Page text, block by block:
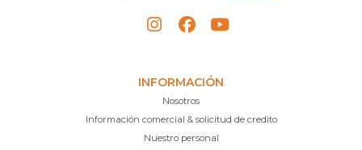
INFORMACIÓN
Nosotros
Información comercial & solicitud de credito
Nuestro personal